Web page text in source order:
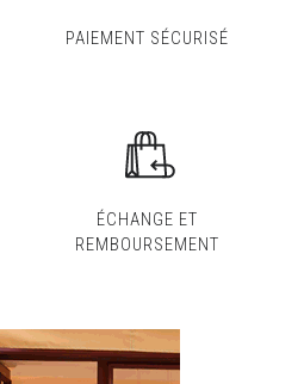
PAIEMENT SÉCURISÉ
ÉCHANGE ET
REMBOURSEMENT